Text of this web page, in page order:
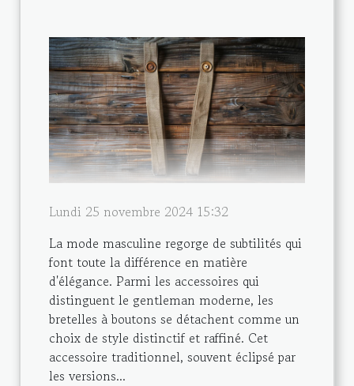
Lundi 25 novembre 2024 15:32
La mode masculine regorge de subtilités qui
font toute la différence en matière
d'élégance. Parmi les accessoires qui
distinguent le gentleman moderne, les
bretelles à boutons se détachent comme un
choix de style distinctif et raffiné. Cet
accessoire traditionnel, souvent éclipsé par
les versions...